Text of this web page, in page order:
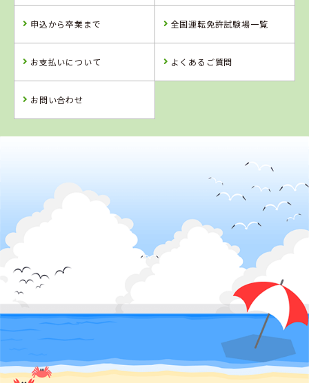
詳 細 予 約
詳 細 予 約
習所
詳 細
詳 細
申込から卒業まで 全国運転免許試験場一覧
お支払いについて よくあるご質問
お問い合わせ